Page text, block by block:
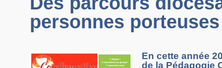
personnes
En cette année
de la Pédagogie